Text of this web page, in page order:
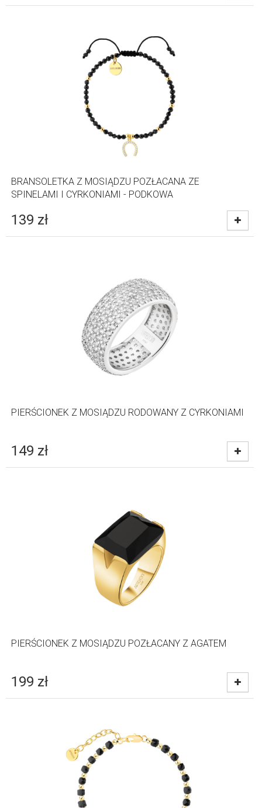
BRANSOLETKA Z MOSIĄDZU POZŁACANA ZE
SPINELAMI I CYRKONIAMI - PODKOWA
139 zł
PIERŚCIONEK Z MOSIĄDZU RODOWANY Z CYRKONIAMI
149 zł
PIERŚCIONEK Z MOSIĄDZU POZŁACANY Z AGATEM
199 zł